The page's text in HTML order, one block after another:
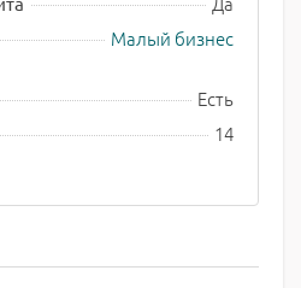
Малый бизнес
Есть
14